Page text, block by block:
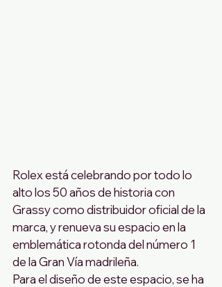
Rolex está celebrando por todo lo
alto los 50 años de historia con
Grassy como distribuidor oficial de la
marca, y renueva su espacio en la
emblemática rotonda del número 1
de la Gran Vía madrileña.
Para el diseño de este espacio, se ha